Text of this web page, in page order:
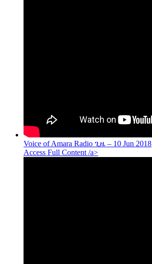
Voice of Amara Radio ጊዜ – 10 Jun 2018
Access Full Content /a>